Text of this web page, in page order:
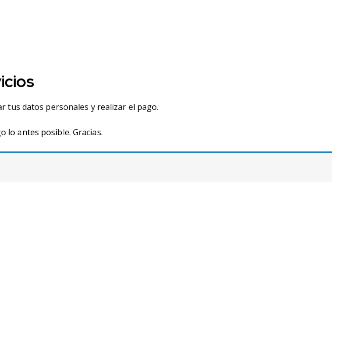
tus datos personales y realizar el pago.
lo antes posible. Gracias.